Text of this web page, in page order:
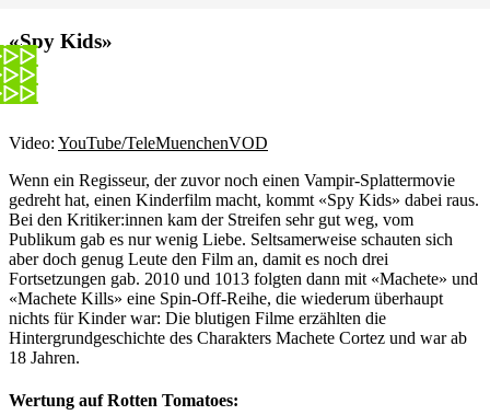
«Spy Kids»
Video: YouTube/TeleMuenchenVOD
Wenn ein Regisseur, der zuvor noch einen Vampir-Splattermovie
gedreht hat, einen Kinderfilm macht, kommt «Spy Kids» dabei raus.
Bei den Kritiker:innen kam der Streifen sehr gut weg, vom
Publikum gab es nur wenig Liebe. Seltsamerweise schauten sich
aber doch genug Leute den Film an, damit es noch drei
Fortsetzungen gab. 2010 und 1013 folgten dann mit «Machete» und
«Machete Kills» eine Spin-Off-Reihe, die wiederum überhaupt
nichts für Kinder war: Die blutigen Filme erzählten die
Hintergrundgeschichte des Charakters Machete Cortez und war ab
18 Jahren.
Wertung auf Rotten Tomatoes: